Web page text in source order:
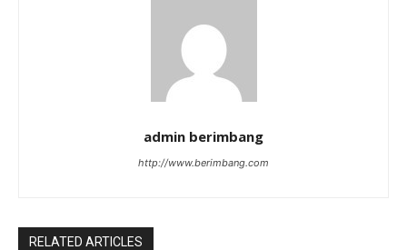
admin berimbang
http://www.berimbang.com
RELATED ARTICLES